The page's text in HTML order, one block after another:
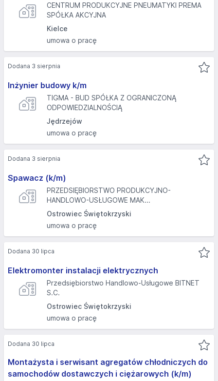
CENTRUM PRODUKCYJNE PNEUMATYKI PREMA
SPÓŁKA AKCYJNA
Kielce
umowa o pracę
Inżynier budowy k/m
TIGMA - BUD SPÓŁKA Z OGRANICZONĄ
ODPOWIEDZIALNOŚCIĄ
Jędrzejów
umowa o pracę
Dodana 3 sierpnia
Spawacz (k/m)
PRZEDSIĘBIORSTWO PRODUKCYJNO-
HANDLOWO-USŁUGOWE MAK...
Ostrowiec Świętokrzyski
umowa o pracę
Dodana 3 sierpnia
Elektromonter instalacji elektrycznych
Przedsiębiorstwo Handlowo-Usługowe BITNET
S.C.
Ostrowiec Świętokrzyski
umowa o pracę
Dodana 30 lipca
Montażysta i serwisant agregatów chłodniczych do
samochodów dostawczych i ciężarowych (k/m)
Dodana 30 lipca